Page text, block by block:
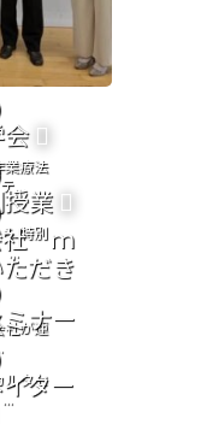
業療法
...
業
特別
...社 ｍ
だき
社が運ナー
ルタセター